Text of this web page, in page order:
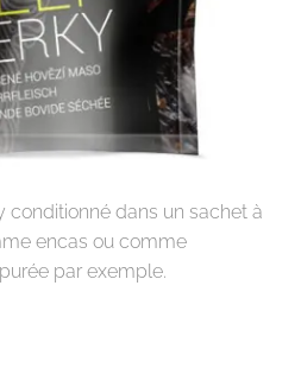
conditionné dans un sachet à
encas ou comme
par exemple.